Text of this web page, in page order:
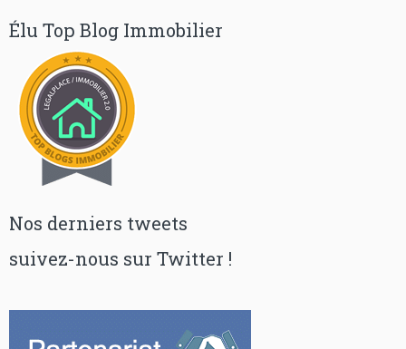
Élu Top Blog Immobilier
Nos derniers tweets
suivez-nous sur Twitter !